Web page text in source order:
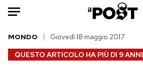
Auto
HOME
QUESTO ARTICOLO HA PIÙ DI 9 ANNI
MONDO Giovedì 18 maggio 2017